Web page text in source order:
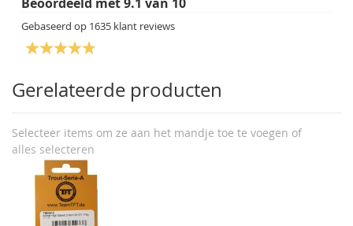
Gebaseerd op 1635 klant reviews
Gerelateerde producten
Selecteer items om ze aan het mandje toe te voegen of
alles selecteren